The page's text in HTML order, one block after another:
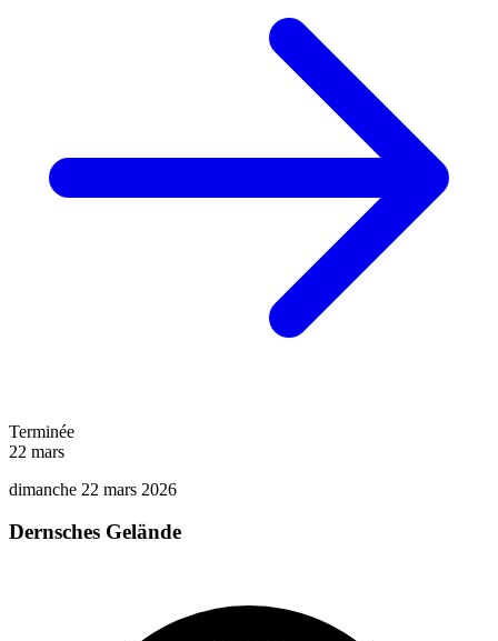
Terminée
22 mars
dimanche 22 mars 2026
Dernsches Gelände